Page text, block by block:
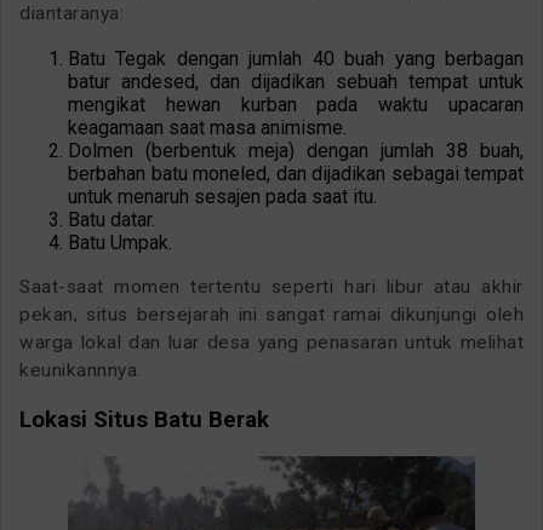
diantaranya:
Batu Tegak dengan jumlah 40 buah yang berbagan
batur andesed, dan dijadikan sebuah tempat untuk
mengikat hewan kurban pada waktu upacaran
keagamaan saat masa animisme.
Dolmen (berbentuk meja) dengan jumlah 38 buah,
berbahan batu moneled, dan dijadikan sebagai tempat
untuk menaruh sesajen pada saat itu.
Batu datar.
Batu Umpak.
Saat-saat momen tertentu seperti hari libur atau akhir
pekan, situs bersejarah ini sangat ramai dikunjungi oleh
warga lokal dan luar desa yang penasaran untuk melihat
keunikannnya.
Lokasi Situs Batu Berak